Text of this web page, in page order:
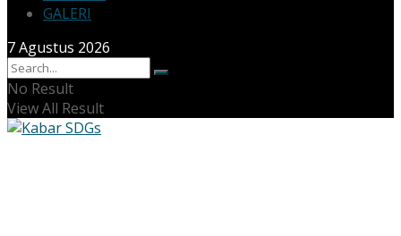
GALERI
7 Agustus 2026
No Result
View All Result